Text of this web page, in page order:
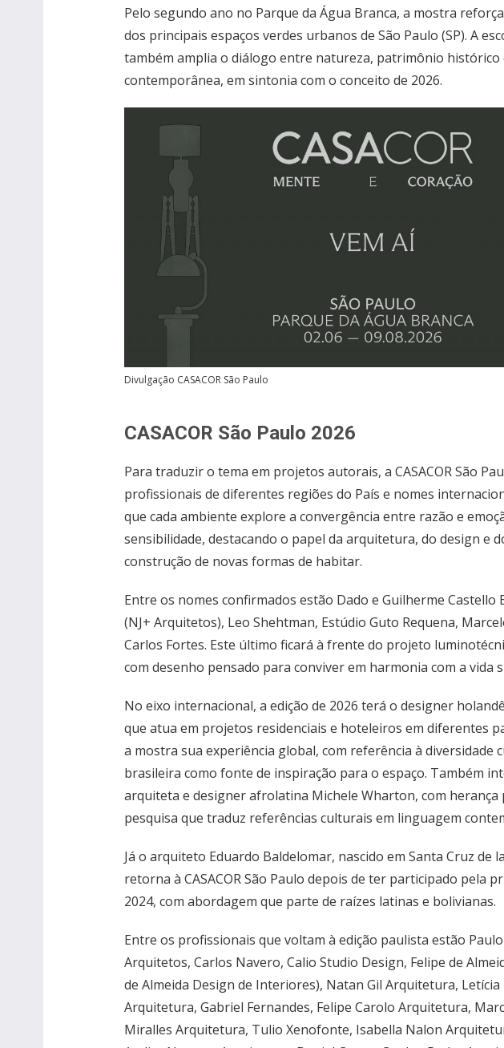
Pelo segundo ano no Parque da Água Branca, a mostra
dos principais espaços verdes urbanos de São Paulo (SP). A
também amplia o diálogo entre natureza, patrimônio
contemporânea, em sintonia com o conceito de 2026.
Divulgação CASACOR São Paulo
CASACOR São Paulo 2026
Para traduzir o tema em projetos autorais, a CASACOR São
profissionais de diferentes regiões do País e nomes
que cada ambiente explore a convergência entre razão e
sensibilidade, destacando o papel da arquitetura, do design e
construção de novas formas de habitar.
Entre os nomes confirmados estão Dado e Guilherme Castello
(NJ+ Arquitetos), Leo Shehtman, Estúdio Guto Requena,
Carlos Fortes. Este último ficará à frente do projeto
com desenho pensado para conviver em harmonia com a vida
No eixo internacional, a edição de 2026 terá o designer
que atua em projetos residenciais e hoteleiros em diferentes
a mostra sua experiência global, com referência à diversidade
brasileira como fonte de inspiração para o espaço. Também
arquiteta e designer afrolatina Michele Wharton, com herança
pesquisa que traduz referências culturais em linguagem
Já o arquiteto Eduardo Baldelomar, nascido em Santa Cruz de
retorna à CASACOR São Paulo depois de ter participado pela
2024, com abordagem que parte de raízes latinas e bolivianas.
Entre os profissionais que voltam à edição paulista estão
Arquitetos, Carlos Navero, Calio Studio Design, Felipe de
de Almeida Design de Interiores), Natan Gil Arquitetura,
Arquitetura, Gabriel Fernandes, Felipe Carolo Arquitetura,
Miralles Arquitetura, Tulio Xenofonte, Isabella Nalon